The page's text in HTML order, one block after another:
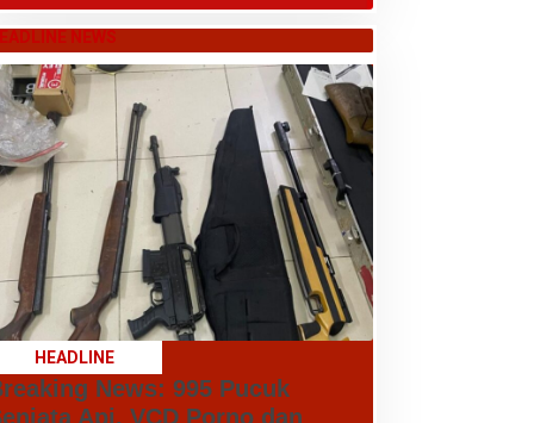
NEWS
HEADLINE
News: 995 Pucuk
Api, VCD Porno dan